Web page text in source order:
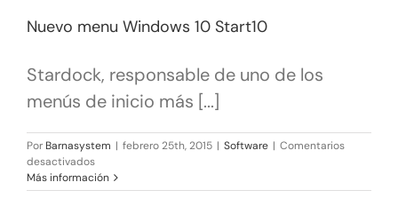
Nuevo menu Windows 10 Start10
Stardock, responsable de uno de los
menús de inicio más [...]
Por Barnasystem | febrero 25th, 2015 | Software | Comentarios
desactivadosen
Nuevo
menu
Más información